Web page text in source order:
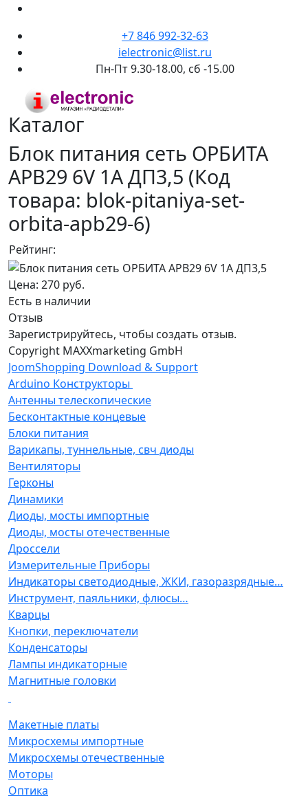
+7 846 992-32-63
ielectronic@list.ru
Пн-Пт 9.30-18.00, сб -15.00
Каталог
Блок питания сеть ОРБИТА
APB29 6V 1A ДП3,5 (Код
товара: blok-pitaniya-set-
orbita-apb29-6)
Рейтинг:
Цена: 270 руб.
Есть в наличии
Отзыв
Зарегистрируйтесь, чтобы создать отзыв.
Copyright MAXXmarketing GmbH
JoomShopping Download & Support
Arduino Конструкторы
Антенны телескопические
Бесконтактные концевые
Блоки питания
Варикапы, туннельные, свч диоды
Вентиляторы
Герконы
Динамики
Диоды, мосты импортные
Диоды, мосты отечественные
Дроссели
Измерительные Приборы
Индикаторы светодиодные, ЖКИ, газоразрядные…
Инструмент, паяльники, флюсы…
Кварцы
Кнопки, переключатели
Конденсаторы
Лампы индикаторные
Магнитные головки
Макетные платы
Микросхемы импортные
Микросхемы отечественные
Моторы
Оптика